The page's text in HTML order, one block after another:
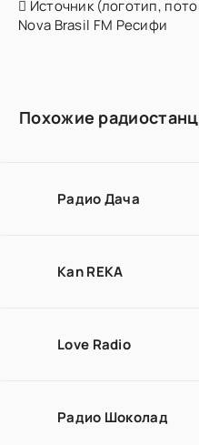
Источник (логотип,
Nova Brasil FM Ресифи
Похожие
Радио Дача
Kan REKA
Love Radio
Радио Шоколад